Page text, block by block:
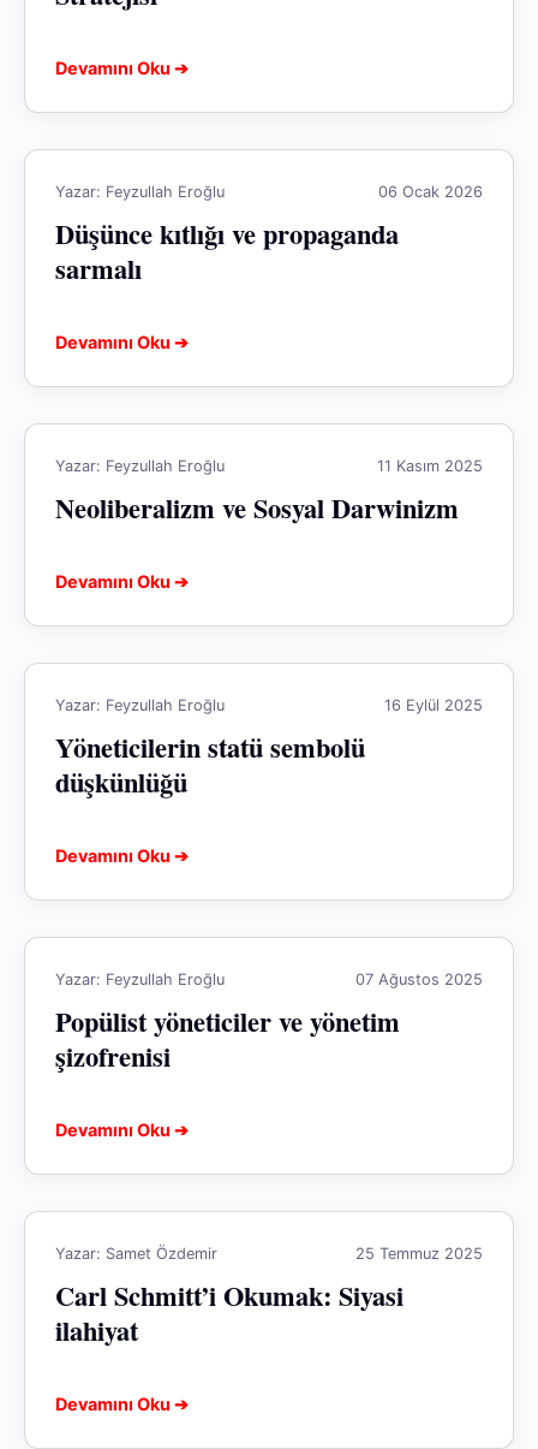
Devamını Oku ➔
Yazar: Feyzullah Eroğlu 06 Ocak 2026
Düşünce kıtlığı ve propaganda
sarmalı
Devamını Oku ➔
Yazar: Feyzullah Eroğlu 11 Kasım 2025
Neoliberalizm ve Sosyal Darwinizm
Devamını Oku ➔
Yazar: Feyzullah Eroğlu 16 Eylül 2025
Yöneticilerin statü sembolü
düşkünlüğü
Devamını Oku ➔
Yazar: Feyzullah Eroğlu 07 Ağustos 2025
Popülist yöneticiler ve yönetim
şizofrenisi
Devamını Oku ➔
Yazar: Samet Özdemir 25 Temmuz 2025
Carl Schmitt’i Okumak: Siyasi
ilahiyat
Devamını Oku ➔